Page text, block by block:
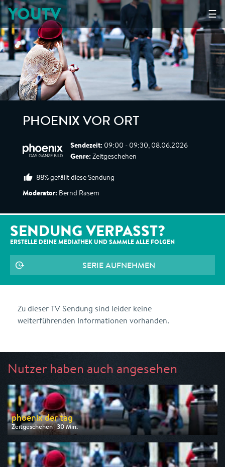
☰
YOUTV
PHOENIX VOR ORT
Sendezeit: 09:00 - 09:30, 08.06.2026
Genre: Zeitgeschehen
88% gefällt diese Sendung
Moderator: Bernd Rasem
SENDUNG VERPASST?
ERSTELLE DEINE MEDIATHEK UND SAMMLE ALLE FOLGEN
SERIE AUFNEHMEN
Zu dieser TV Sendung sind leider keine
weiterführenden Informationen vorhanden.
Nutzer haben auch angesehen
phoenix der tag
Zeitgeschehen | 30 Min.
Ausgestrahlt von Phoenix
am 07.08.2026, 17:30